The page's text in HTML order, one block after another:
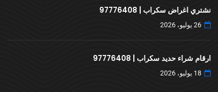
نشتري اغراض سكراب | 97776408
26 يوليو، 2026
ارقام شراء حديد سكراب | 97776408
18 يوليو، 2026